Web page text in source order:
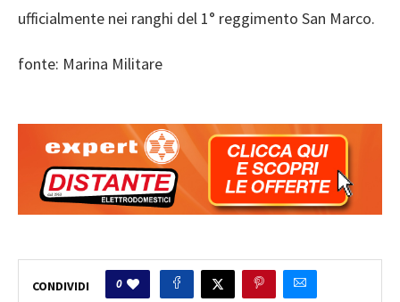
ufficialmente nei ranghi del 1° reggimento San Marco.
fonte: Marina Militare
CONDIVIDI 0